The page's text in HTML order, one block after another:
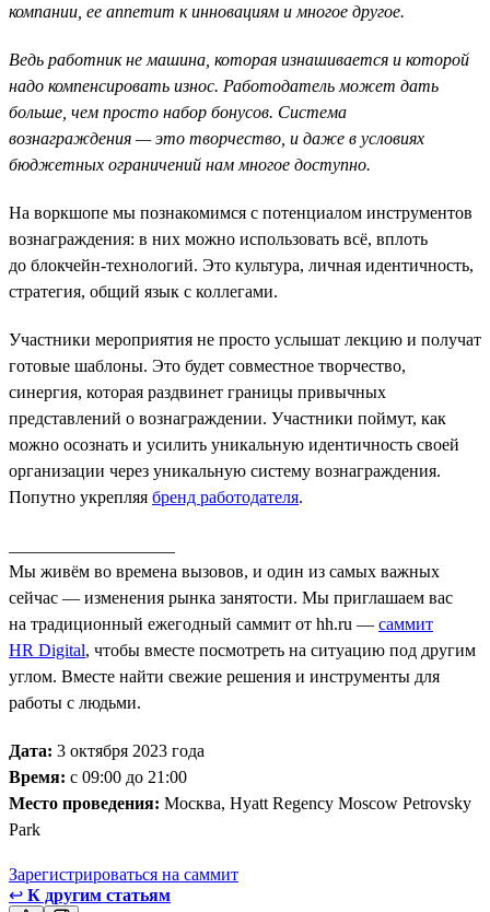
компании, ее аппетит к инновациям и многое другое.
Ведь работник не машина, которая изнашивается и которой
надо компенсировать износ. Работодатель может дать
больше, чем просто набор бонусов. Система
вознаграждения — это творчество, и даже в условиях
бюджетных ограничений нам многое доступно.
На воркшопе мы познакомимся с потенциалом инструментов
вознаграждения: в них можно использовать всё, вплоть
до блокчейн-технологий. Это культура, личная идентичность,
стратегия, общий язык с коллегами.
Участники мероприятия не просто услышат лекцию и получат
готовые шаблоны. Это будет совместное творчество,
синергия, которая раздвинет границы привычных
представлений о вознаграждении. Участники поймут, как
можно осознать и усилить уникальную идентичность своей
организации через уникальную систему вознаграждения.
Попутно укрепляя бренд работодателя.
Мы живём во времена вызовов, и один из самых важных
сейчас — изменения рынка занятости. Мы приглашаем вас
на традиционный ежегодный саммит от hh.ru — саммит
HR Digital, чтобы вместе посмотреть на ситуацию под другим
углом. Вместе найти свежие решения и инструменты для
работы с людьми.
Дата: 3 октября 2023 года
Время: с 09:00 до 21:00
Место проведения: Москва, Hyatt Regency Moscow Petrovsky
Park
Зарегистрироваться на саммит
↩ К другим статьям